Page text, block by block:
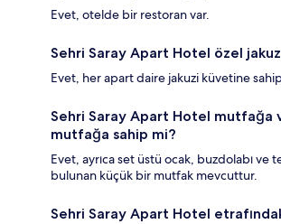
Evet, otelde bir restoran var.
Sehri Saray Apart Hotel özel
Evet, her apart daire jakuzi küvetine
Sehri Saray Apart Hotel mutfağa
mutfağa sahip mi?
Evet, ayrıca set üstü ocak, buzdolabı ve
bulunan küçük bir mutfak mevcuttur.
Sehri Saray Apart Hotel